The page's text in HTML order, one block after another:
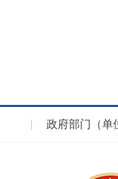
政府部门（单